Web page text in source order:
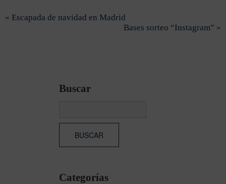
« Escapada de navidad en Madrid
Bases sorteo “Instagram” »
Buscar
Categorías